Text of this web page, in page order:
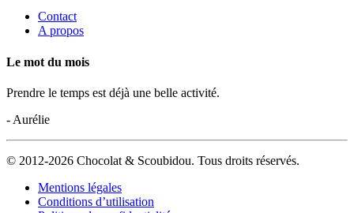
Contact
A propos
Le mot du mois
Prendre le temps est déjà une belle activité.
- Aurélie
© 2012-2026 Chocolat & Scoubidou. Tous droits réservés.
Mentions légales
Conditions d’utilisation